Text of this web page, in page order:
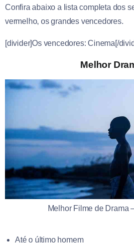
Confira abaixo a lista completa dos
vermelho, os grandes vencedores.
[divider]Os vencedores: Cinema[/
Melhor
Melhor Filme de Drama
Até o último homem